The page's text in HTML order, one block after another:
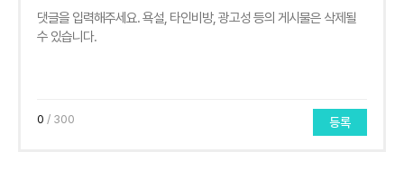
0 / 300 등록